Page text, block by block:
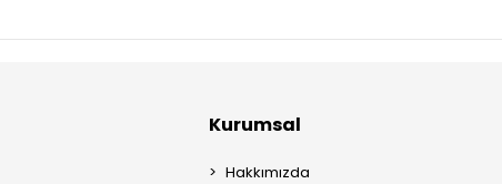
Kurumsal
Hakkımızda